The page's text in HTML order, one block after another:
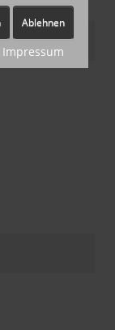
Ablehnen
Impressum